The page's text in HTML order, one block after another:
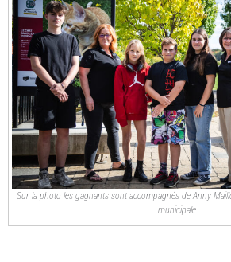
Sur la photo les gagnants sont accompagnés de Anny
municipale.